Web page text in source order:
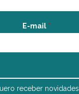
E-mail *
receber novidades